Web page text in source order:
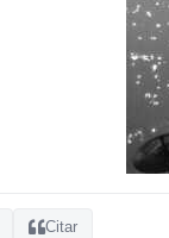
Citar